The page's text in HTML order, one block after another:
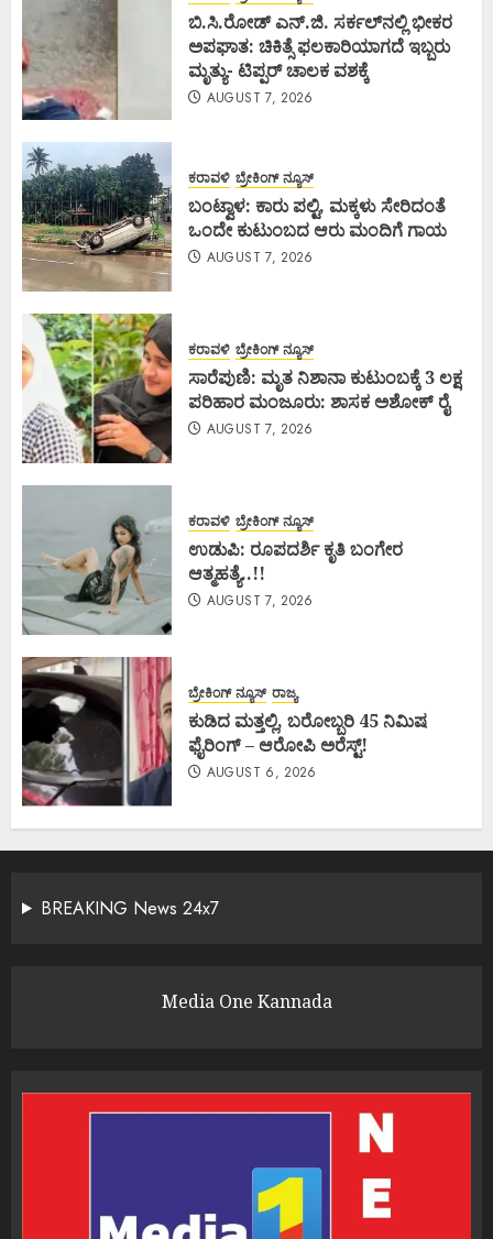
ಬಿ.ಸಿ.ರೋಡ್ ಎನ್.ಜಿ. ಸರ್ಕಲ್‌ನಲ್ಲಿ ಭೀಕರ
ಅಪಘಾತ: ಚಿಕಿತ್ಸೆ ಫಲಕಾರಿಯಾಗದೆ ಇಬ್ಬರು
ಮೃತ್ಯು- ಟಿಪ್ಪರ್ ಚಾಲಕ ವಶಕ್ಕೆ
AUGUST 7, 2026
ಕರಾವಳಿ ಬ್ರೇಕಿಂಗ್ ನ್ಯೂಸ್
ಬಂಟ್ವಾಳ: ಕಾರು ಪಲ್ಟಿ, ಮಕ್ಕಳು ಸೇರಿದಂತೆ
ಒಂದೇ ಕುಟುಂಬದ ಆರು ಮಂದಿಗೆ ಗಾಯ
AUGUST 7, 2026
ಕರಾವಳಿ ಬ್ರೇಕಿಂಗ್ ನ್ಯೂಸ್
ಸಾರೆಪುಣಿ: ಮೃತ ನಿಶಾನಾ ಕುಟುಂಬಕ್ಕೆ 3 ಲಕ್ಷ
ಪರಿಹಾರ ಮಂಜೂರು: ಶಾಸಕ ಅಶೋಕ್ ರೈ
AUGUST 7, 2026
ಕರಾವಳಿ ಬ್ರೇಕಿಂಗ್ ನ್ಯೂಸ್
ಉಡುಪಿ: ರೂಪದರ್ಶಿ ಕೃತಿ ಬಂಗೇರ
ಆತ್ಮಹತ್ಯೆ..!!
AUGUST 7, 2026
ಬ್ರೇಕಿಂಗ್ ನ್ಯೂಸ್ ರಾಜ್ಯ
ಕುಡಿದ ಮತ್ತಲ್ಲಿ, ಬರೋಬ್ಬರಿ 45 ನಿಮಿಷ
ಫೈರಿಂಗ್ – ಆರೋಪಿ ಅರೆಸ್ಟ್!
AUGUST 6, 2026
BREAKING News 24x7
Media One Kannada